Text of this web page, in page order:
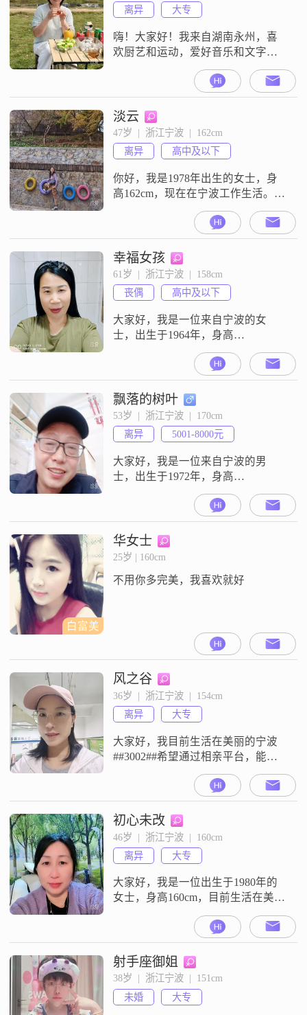
离异
大专
嗨！大家好！我来自湖南永州，喜
欢厨艺和运动，爱好音乐和文字的
我寻觅情绪稳定的你，相信1+1的力
量大于2，期待下半生与你惺惺相
惜、把人生残缺的那一笔连接，希
望人生圆满。感恩相遇！
淡云
47岁  |  浙江宁波  |  162cm
离异
高中及以下
你好，我是1978年出生的女士，身
高162cm，现在在宁波工作生活。我
的学历是高中及以下，目前的月收
入在3001到5000元。我的性格比较
开朗爱笑，平时是一个乐观积极的
人。对于生活，我没有什么太复杂
的想法，就是追求简单幸福。我是
一个比较直接的人，觉得日子过得
舒心最重要。现在希望能在宁波遇
到一个合适的人，两人能实实在在
地
幸福女孩
61岁  |  浙江宁波  |  158cm
丧偶
高中及以下
大家好，我是一位来自宁波的女
士，出生于1964年，身高
158cm##3002##我在宁波有着稳定的
工作，月收入在3001到5000元之间
##3002##虽然我的学历是高中及以
下，但我一直保持着学习的热情，
努力提升自己##3002##性格方面，
我自认为是一个温柔体贴##3001##
善解人意的人##3002##我喜欢开朗
地
飘落的树叶
53岁  |  浙江宁波  |  170cm
离异
5001-8000元
大家好，我是一位来自宁波的男
士，出生于1972年，身高
170cm##3002##我的月收入在5001到
8000元之间，学历为高中及以下
##3002##我性格上比较注重责任
感，真诚可靠，总是希望能给身边
的人带来温暖和信任##3002##在生
对困难时也能耐心包容，努力寻找
白富美
华女士
25岁 | 160cm
不用你多完美，我喜欢就好
风之谷
36岁  |  浙江宁波  |  154cm
离异
大专
大家好，我目前生活在美丽的宁波
##3002##希望通过相亲平台，能遇
到一个与我相互欣赏，共同成长的
初心未改
46岁  |  浙江宁波  |  160cm
离异
大专
大家好，我是一位出生于1980年的
女士，身高160cm，目前生活在美丽
的宁波##3002##我在一家私立医院
做护理管理，月收入在6500到8000
元之间，虽然不是特别高，但足够
让我过上舒适的生活##3002##我拥
有大专学历，在这个快速发展的时
代，我一直在努力提升自己
##3002##我性格温柔体贴，总是愿
射手座御姐
38岁  |  浙江宁波  |  151cm
未婚
大专